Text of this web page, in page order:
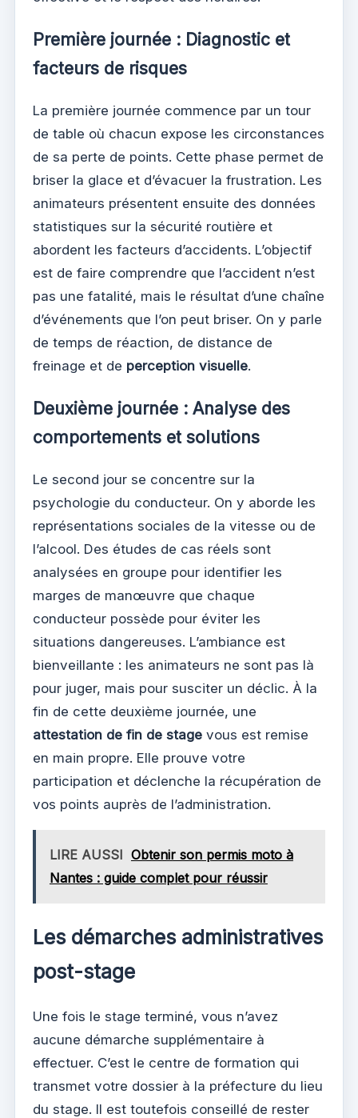
Première journée : Diagnostic et
facteurs de risques
La première journée commence par un tour
de table où chacun expose les circonstances
de sa perte de points. Cette phase permet de
briser la glace et d’évacuer la frustration. Les
animateurs présentent ensuite des données
statistiques sur la sécurité routière et
abordent les facteurs d’accidents. L’objectif
est de faire comprendre que l’accident n’est
pas une fatalité, mais le résultat d’une chaîne
d’événements que l’on peut briser. On y parle
de temps de réaction, de distance de
freinage et de perception visuelle.
Deuxième journée : Analyse des
comportements et solutions
Le second jour se concentre sur la
psychologie du conducteur. On y aborde les
représentations sociales de la vitesse ou de
l’alcool. Des études de cas réels sont
analysées en groupe pour identifier les
marges de manœuvre que chaque
conducteur possède pour éviter les
situations dangereuses. L’ambiance est
bienveillante : les animateurs ne sont pas là
pour juger, mais pour susciter un déclic. À la
fin de cette deuxième journée, une
attestation de fin de stage vous est remise
en main propre. Elle prouve votre
participation et déclenche la récupération de
vos points auprès de l’administration.
LIRE AUSSI Obtenir son permis moto à
Nantes : guide complet pour réussir
Les démarches administratives
post-stage
Une fois le stage terminé, vous n’avez
aucune démarche supplémentaire à
effectuer. C’est le centre de formation qui
transmet votre dossier à la préfecture du lieu
du stage. Il est toutefois conseillé de rester